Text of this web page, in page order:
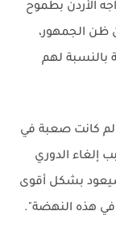
الأردن بطموح
ظن الجمهور،
بالنسبة لهم
كانت صعبة في
إلغاء الدوري
سيعود بشكل أقوى
في هذه النهضة".